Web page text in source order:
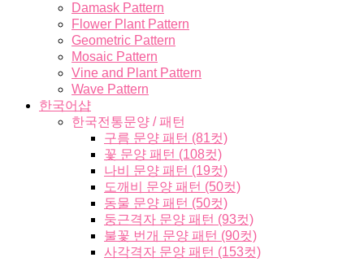
Damask Pattern
Flower Plant Pattern
Geometric Pattern
Mosaic Pattern
Vine and Plant Pattern
Wave Pattern
한국어샵
한국전통문양 / 패턴
구름 문양 패턴 (81컷)
꽃 문양 패턴 (108컷)
나비 문양 패턴 (19컷)
도깨비 문양 패턴 (50컷)
동물 문양 패턴 (50컷)
둥근격자 문양 패턴 (93컷)
불꽃 번개 문양 패턴 (90컷)
사각격자 문양 패턴 (153컷)